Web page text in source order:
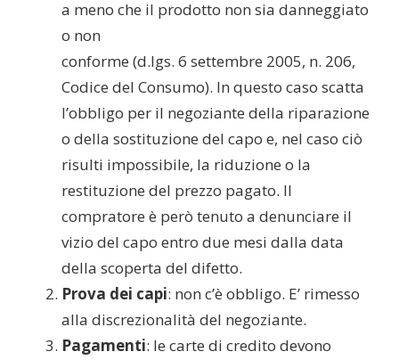
a meno che il prodotto non sia danneggiato
o non
conforme (d.lgs. 6 settembre 2005, n. 206,
Codice del Consumo). In questo caso scatta
l’obbligo per il negoziante della riparazione
o della sostituzione del capo e, nel caso ciò
risulti impossibile, la riduzione o la
restituzione del prezzo pagato. Il
compratore è però tenuto a denunciare il
vizio del capo entro due mesi dalla data
della scoperta del difetto.
Prova dei capi: non c’è obbligo. E’ rimesso
alla discrezionalità del negoziante.
Pagamenti: le carte di credito devono